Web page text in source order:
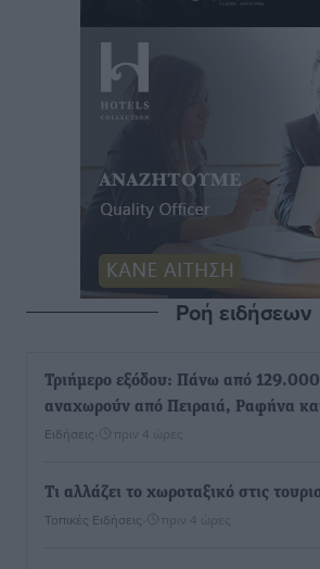
Ροή ειδήσεων
Τριήμερο εξόδου: Πάνω από 129.000
αναχωρούν από Πειραιά, Ραφήνα
Ειδήσεις πριν 4 ώρες
Τι αλλάζει το χωροταξικό στις
Τοπικές Ειδήσεις πριν 4 ώρες